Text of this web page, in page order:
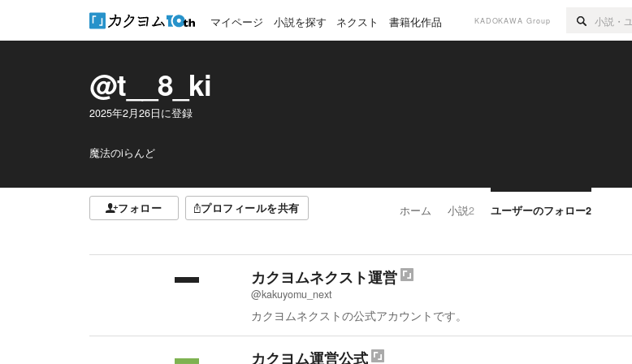
マイページ 小説を探す ネクスト 書籍化作品 KADOKAWA Group
@t__8_ki
2025年2月26日に登録
魔法のiらんど
フォロー プロフィールを共有 ホーム 小説2 ユーザーのフォロー2
カクヨムネクスト運営
@kakuyomu_next
カクヨムネクストの公式アカウントです。
カクヨム運営公式